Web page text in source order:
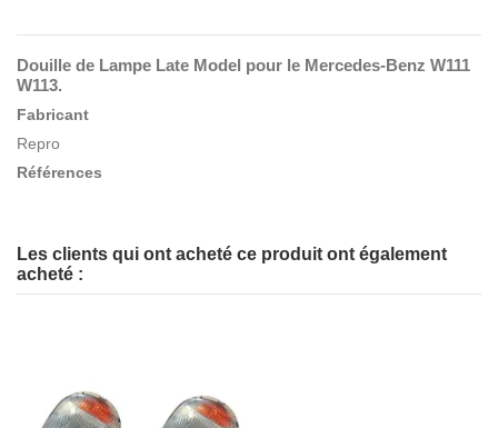
Douille de Lampe Late Model pour le Mercedes-Benz W111
W113.
Fabricant
Repro
Références
Les clients qui ont acheté ce produit ont également
acheté :